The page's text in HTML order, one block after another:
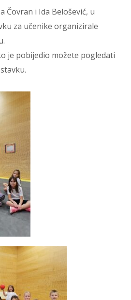
Čovran i Ida Belošević, u
za učenike organizirale
je pobijedio možete pogledati